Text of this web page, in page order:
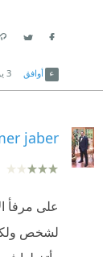
أوافق 3
jaber
على مرفأ
لشخص